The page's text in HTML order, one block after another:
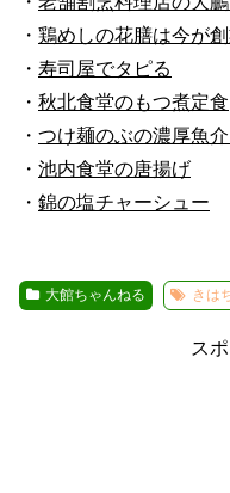
・ 鶏めしの花膳は今が
・ 寿司屋でタピる
・ 秋北食堂のもつ煮定食
・ つけ麺のぶの濃厚魚
・ 池内食堂の唐揚げ
・ 錦の塩チャーシュー
大館ちゃんねる きは
ス